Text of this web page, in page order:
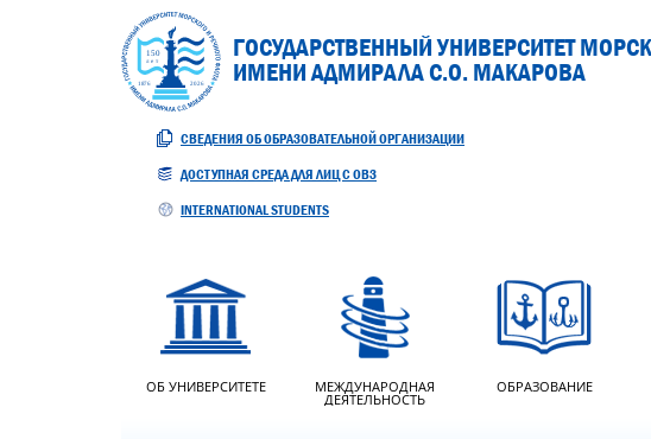
ГОСУДАРСТВЕННЫЙ УНИВЕРСИТЕТ
ИМЕНИ АДМИРАЛА С.О. МАКАРОВА
СВЕДЕНИЯ ОБ ОБРАЗОВАТЕЛЬНОЙ ОРГАНИЗАЦИИ
ДОСТУПНАЯ СРЕДА ДЛЯ ЛИЦ С ОВЗ
INTERNATIONAL STUDENTS
ОБ УНИВЕРСИТЕТЕ МЕЖДУНАРОДНАЯ
ДЕЯТЕЛЬНОСТЬ
ОБРАЗОВАНИЕ